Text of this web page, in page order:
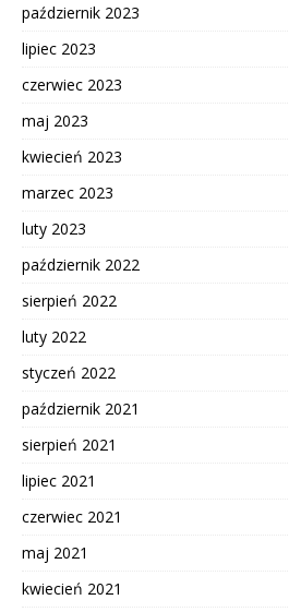
październik 2023
lipiec 2023
czerwiec 2023
maj 2023
kwiecień 2023
marzec 2023
luty 2023
październik 2022
sierpień 2022
luty 2022
styczeń 2022
październik 2021
sierpień 2021
lipiec 2021
czerwiec 2021
maj 2021
kwiecień 2021